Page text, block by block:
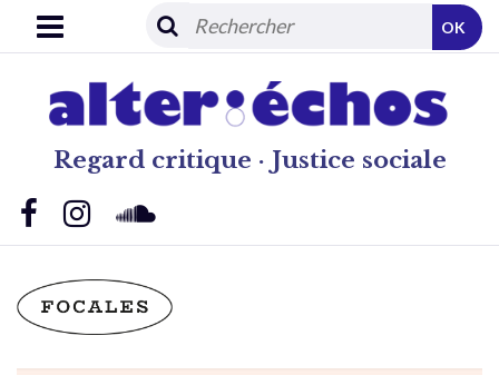
Regard critique · Justice sociale
OK